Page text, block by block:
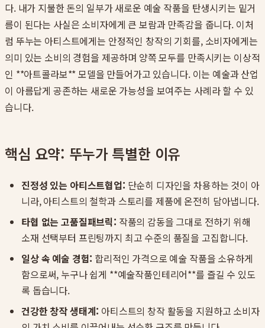
다. 내가 지불한 돈의 일부가 새로운 예술 작품을 탄생시키는 밑거
름이 된다는 사실은 소비자에게 큰 보람과 만족감을 줍니다. 이처
럼 뚜누는 아티스트에게는 안정적인 창작의 기회를, 소비자에게는
의미 있는 소비의 경험을 제공하며 양쪽 모두를 만족시키는 이상적
인 **아트콜라보** 모델을 만들어가고 있습니다. 이는 예술과 산업
이 아름답게 공존하는 새로운 가능성을 보여주는 사례라 할 수 있
습니다.
핵심 요약: 뚜누가 특별한 이유
진정성 있는 아티스트협업: 단순히 디자인을 차용하는 것이 아
니라, 아티스트의 철학과 스토리를 제품에 온전히 담아냅니다.
타협 없는 고품질패브릭: 작품의 감동을 그대로 전하기 위해
소재 선택부터 프린팅까지 최고 수준의 품질을 고집합니다.
일상 속 예술 경험: 합리적인 가격으로 예술 작품을 소유하게
함으로써, 누구나 쉽게 **예술작품인테리어**를 즐길 수 있도
록 돕습니다.
건강한 창작 생태계: 아티스트의 창작 활동을 지원하고 소비자